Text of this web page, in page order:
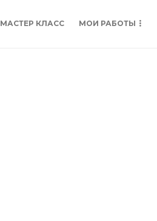
МАСТЕР КЛАСС МОИ РАБОТЫ